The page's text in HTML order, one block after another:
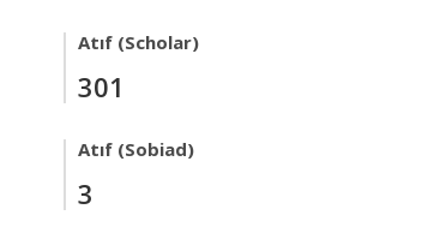
Atıf (Scholar)
301
Atıf (Sobiad)
3